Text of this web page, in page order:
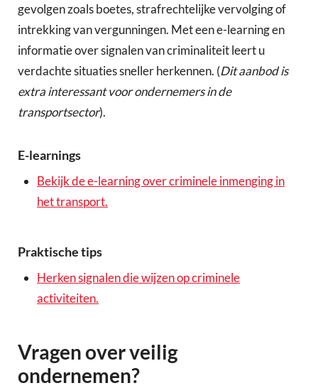
gevolgen zoals boetes, strafrechtelijke vervolging of
intrekking van vergunningen. Met een e-learning en
informatie over signalen van criminaliteit leert u
verdachte situaties sneller herkennen. (Dit aanbod is
extra interessant voor ondernemers in de
transportsector).
E-learnings
Bekijk de e-learning over criminele inmenging in
het transport.
Praktische tips
Herken signalen die wijzen op criminele
activiteiten.
Vragen over veilig
ondernemen?